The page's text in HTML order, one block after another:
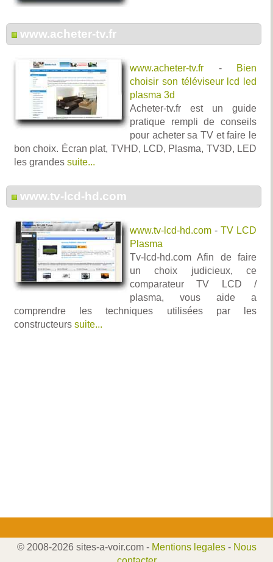
www.acheter-tv.fr
www.acheter-tv.fr -
Bien
choisir son téléviseur lcd led
plasma 3d
Acheter-tv.fr est un guide
pratique rempli de conseils
pour acheter sa TV et faire le
bon choix. Écran plat, TVHD, LCD, Plasma, TV3D, LED
les grandes suite...
www.tv-lcd-hd.com
www.tv-lcd-hd.com - TV LCD
Plasma
Tv-lcd-hd.com Afin de faire
un choix judicieux, ce
comparateur TV LCD /
plasma, vous aide a
comprendre les techniques utilisées par les
constructeurs suite...
© 2008-2026 sites-a-voir.com - Mentions legales- Nous